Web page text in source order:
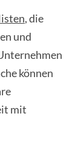
, die
und
können
mit